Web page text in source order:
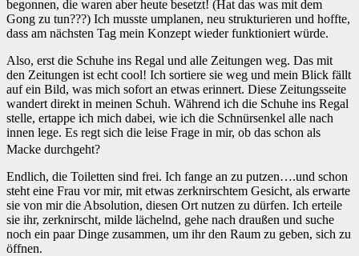
begonnen, die waren aber heute besetzt! (Hat das was mit dem
Gong zu tun???) Ich musste umplanen, neu strukturieren und hoffte,
dass am nächsten Tag mein Konzept wieder funktioniert würde.
Also, erst die Schuhe ins Regal und alle Zeitungen weg. Das mit
den Zeitungen ist echt cool! Ich sortiere sie weg und mein Blick fällt
auf ein Bild, was mich sofort an etwas erinnert. Diese Zeitungsseite
wandert direkt in meinen Schuh. Während ich die Schuhe ins Regal
stelle, ertappe ich mich dabei, wie ich die Schnürsenkel alle nach
innen lege. Es regt sich die leise Frage in mir, ob das schon als
Macke durchgeht?
Endlich, die Toiletten sind frei. Ich fange an zu putzen….und schon
steht eine Frau vor mir, mit etwas zerknirschtem Gesicht, als erwarte
sie von mir die Absolution, diesen Ort nutzen zu dürfen. Ich erteile
sie ihr, zerknirscht, milde lächelnd, gehe nach draußen und suche
noch ein paar Dinge zusammen, um ihr den Raum zu geben, sich zu
öffnen.